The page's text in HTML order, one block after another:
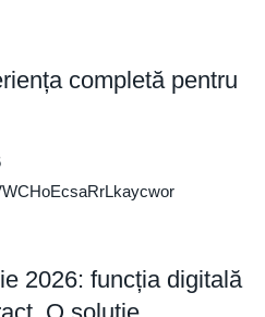
completă pentru
2026: funcția digitală